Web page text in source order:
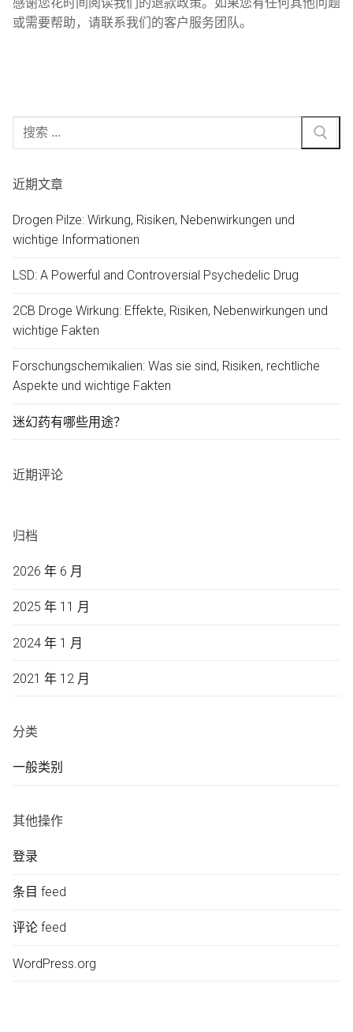
或需要帮助，请联系我们的客户服务团队。
搜
索
近期文章
Drogen Pilze: Wirkung, Risiken, Nebenwirkungen und
wichtige Informationen
LSD: A Powerful and Controversial Psychedelic Drug
2CB Droge Wirkung: Effekte, Risiken, Nebenwirkungen und
wichtige Fakten
Forschungschemikalien: Was sie sind, Risiken, rechtliche
Aspekte und wichtige Fakten
迷幻药有哪些用途？
近期评论
归档
2026 年 6 月
2025 年 11 月
2024 年 1 月
2021 年 12 月
分类
一般类别
其他操作
登录
条目 feed
评论 feed
WordPress.org